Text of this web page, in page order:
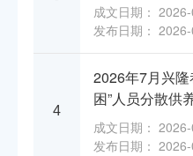
成文日期：
发布日期：
4
2026年7月兴
困”人员分散供
成文日期：
发布日期：